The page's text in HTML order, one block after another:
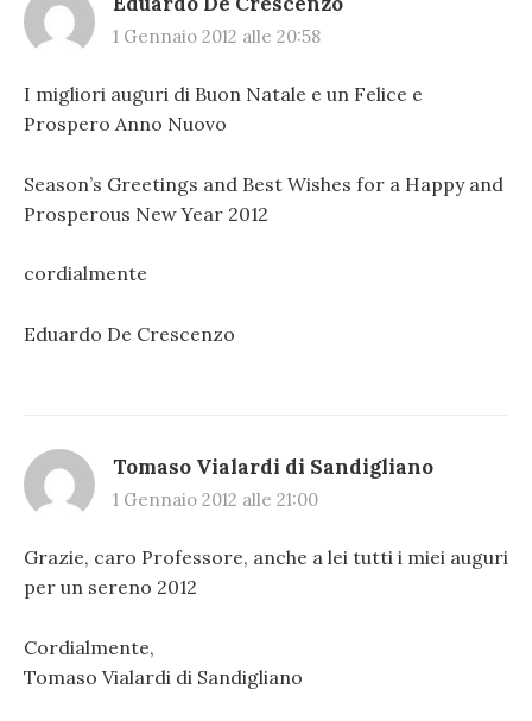
1 Gennaio 2012 alle 20:58
I migliori auguri di Buon Natale e un Felice e
Prospero Anno Nuovo
Season’s Greetings and Best Wishes for a Happy and
Prosperous New Year 2012
cordialmente
Eduardo De Crescenzo
Tomaso Vialardi di Sandigliano
1 Gennaio 2012 alle 21:00
Grazie, caro Professore, anche a lei tutti i miei auguri
per un sereno 2012
Cordialmente,
Tomaso Vialardi di Sandigliano